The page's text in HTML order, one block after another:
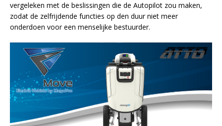
vergeleken met de beslissingen die de Autopilot zou maken,
zodat de zelfrijdende functies op den duur niet meer
onderdoen voor een menselijke bestuurder.